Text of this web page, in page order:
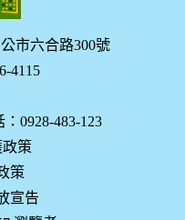
市六合路300號
4115
0928-483-123
策
策
宣告